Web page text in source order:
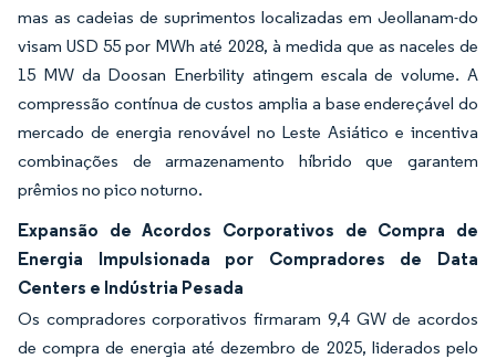
mas as cadeias de suprimentos localizadas em Jeollanam-do
visam USD 55 por MWh até 2028, à medida que as naceles de
15 MW da Doosan Enerbility atingem escala de volume. A
compressão contínua de custos amplia a base endereçável do
mercado de energia renovável no Leste Asiático e incentiva
combinações de armazenamento híbrido que garantem
prêmios no pico noturno.
Expansão de Acordos Corporativos de Compra de
Energia Impulsionada por Compradores de Data
Centers e Indústria Pesada
Os compradores corporativos firmaram 9,4 GW de acordos
de compra de energia até dezembro de 2025, liderados pelo